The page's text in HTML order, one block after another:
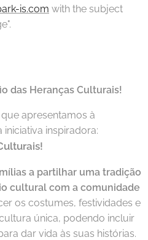
is.com with the subject
das Heranças Culturais!
apresentamos à
inspiradora:
a partilhar uma tradição
cultural com a comunidade
os costumes, festividades e
única, podendo incluir
dar vida às suas histórias.